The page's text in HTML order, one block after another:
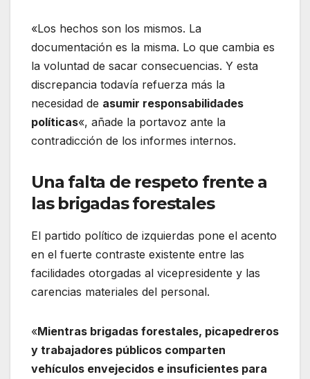
«Los hechos son los mismos. La
documentación es la misma. Lo que cambia es
la voluntad de sacar consecuencias. Y esta
discrepancia todavía refuerza más la
necesidad de asumir responsabilidades
políticas«, añade la portavoz ante la
contradicción de los informes internos.
Una falta de respeto frente a
las brigadas forestales
El partido político de izquierdas pone el acento
en el fuerte contraste existente entre las
facilidades otorgadas al vicepresidente y las
carencias materiales del personal.
«Mientras brigadas forestales, picapedreros
y trabajadores públicos comparten
vehículos envejecidos e insuficientes para